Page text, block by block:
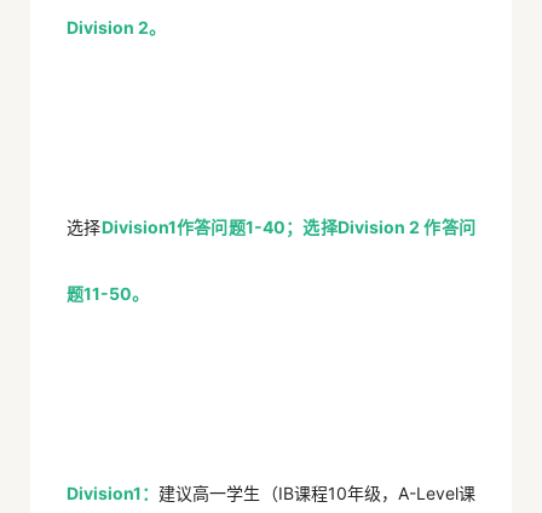
Division 2。
选择Division1作答问题1-40；选择Division 2 作答问
题11-50。
Division1： 建议高一学生 （IB课程10年级，A-Level课